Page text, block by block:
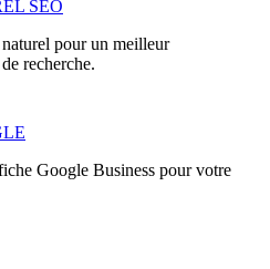
SEO
pour un meilleur
recherche.
Google Business pour votre